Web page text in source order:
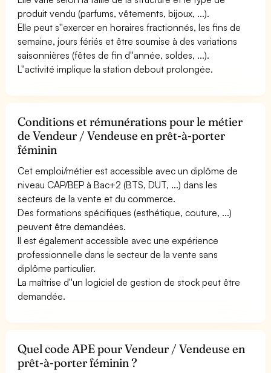
produit vendu (parfums, vêtements, bijoux, ...).
Elle peut s''exercer en horaires fractionnés, les fins de
semaine, jours fériés et être soumise à des variations
saisonnières (fêtes de fin d''année, soldes, ...).
L''activité implique la station debout prolongée.
Conditions et rémunérations pour le métier
de Vendeur / Vendeuse en prêt-à-porter
féminin
Cet emploi/métier est accessible avec un diplôme de
niveau CAP/BEP à Bac+2 (BTS, DUT, ...) dans les
secteurs de la vente et du commerce.
Des formations spécifiques (esthétique, couture, ...)
peuvent être demandées.
Il est également accessible avec une expérience
professionnelle dans le secteur de la vente sans
diplôme particulier.
La maîtrise d''un logiciel de gestion de stock peut être
demandée.
Quel code APE pour Vendeur / Vendeuse en
prêt-à-porter féminin ?